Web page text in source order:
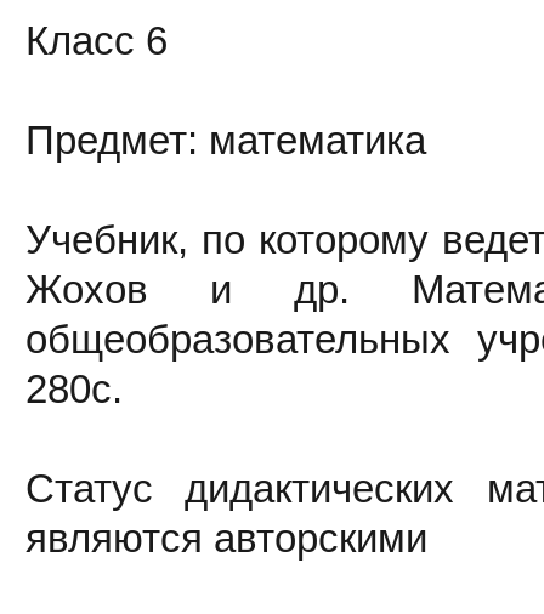
Класс 6
Предмет: математика
Учебник, по которому
Жохов и др.
общеобразовательных
280с.
Статус дидактических
являются авторскими